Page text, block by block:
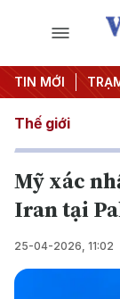
TIN MỚI
#Hội nghị
Thế giới
Mỹ xác
Iran tại
25-04-2026, 11:02